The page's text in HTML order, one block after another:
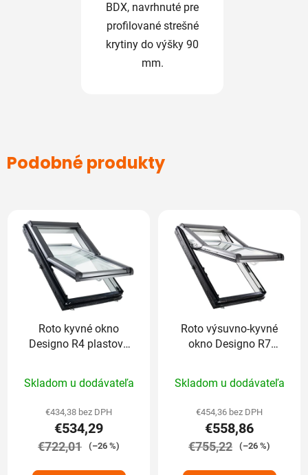
BDX, navrhnuté pre
profilované strešné
krytiny do výšky 90
mm.
Podobné produkty
Roto kyvné okno
Designo R4 plastové
hodnotenie
produktu
je
5,0
Skladom u dodávateľa
€434,38 bez DPH
€534,29
€722,01 (–26 %)
Roto výsuvno-kyvné
okno Designo R7
hodnotenie
produktu
je
5,0
Skladom u dodávateľa
€454,36 bez DPH
€558,86
€755,22 (–26 %)